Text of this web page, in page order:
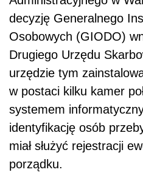
decyzję Generalnego
Osobowych (GIODO)
Drugiego Urzędu
urzędzie tym
w postaci kilku kamer
systemem
identyfikację osób
miał służyć rejestracji
porządku.